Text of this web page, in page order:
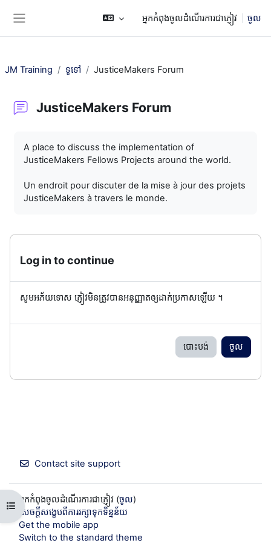
អ្នកកំពុងចូលដំណើរការជាភ្ញៀវ ចូល
Open course index
JM Training ទូទៅ JusticeMakers Forum
JusticeMakers Forum
A place to discuss the implementation of
JusticeMakers Fellows Projects around the world.
Un endroit pour discuter de la mise à jour des projets
JusticeMakers à travers le monde.
Log in to continue
សូមអភ័យទោស ភ្ញៀវមិនត្រូវបានអនុញ្ញាតឲ្យដាក់ប្រកាសឡើយ ។
បោះបង់ ចូល
Contact site support
អ្នកកំពុងចូលដំណើរការជាភ្ញៀវ (ចូល)
សេចក្តីសង្ខេបពីការរក្សាទុកទិន្នន័យ
Get the mobile app
Switch to the standard theme